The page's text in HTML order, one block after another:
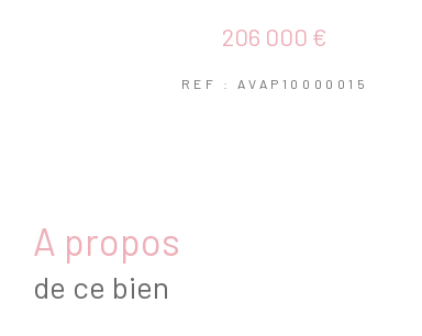
206 000 €
REF : AVAP10000015
a propos
de ce bien